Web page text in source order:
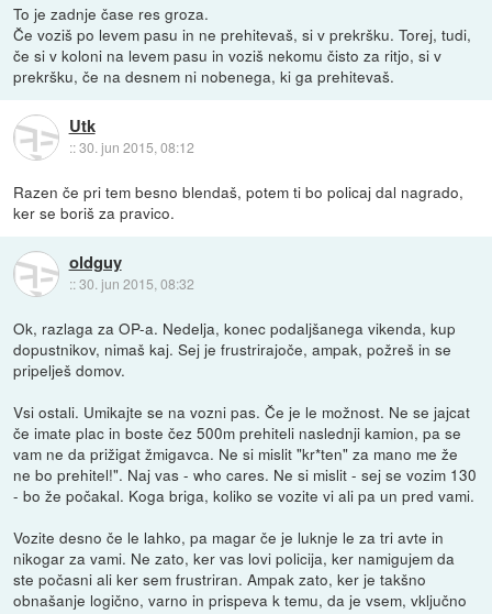
To je zadnje čase res groza.
Če voziš po levem pasu in ne prehitevaš, si v prekršku. Torej, tudi,
če si v koloni na levem pasu in voziš nekomu čisto za ritjo, si v
prekršku, če na desnem ni nobenega, ki ga prehitevaš.
Utk
::30. jun 2015, 08:12
Razen če pri tem besno blendaš, potem ti bo policaj dal nagrado,
ker se boriš za pravico.
oldguy
::30. jun 2015, 08:32
Ok, razlaga za OP-a. Nedelja, konec podaljšanega vikenda, kup
dopustnikov, nimaš kaj. Sej je frustrirajoče, ampak, požreš in se
pripelješ domov.
Vsi ostali. Umikajte se na vozni pas. Če je le možnost. Ne se jajcat
če imate plac in boste čez 500m prehiteli naslednji kamion, pa se
vam ne da prižigat žmigavca. Ne si mislit "kr*ten" za mano me že
ne bo prehitel!". Naj vas - who cares. Ne si mislit - sej se vozim 130
- bo že počakal. Koga briga, koliko se vozite vi ali pa un pred vami.
Vozite desno če le lahko, pa magar če je luknje le za tri avte in
nikogar za vami. Ne zato, ker vas lovi policija, ker namigujem da
ste počasni ali ker sem frustriran. Ampak zato, ker je takšno
obnašanje logično, varno in prispeva k temu, da je vsem, vključno